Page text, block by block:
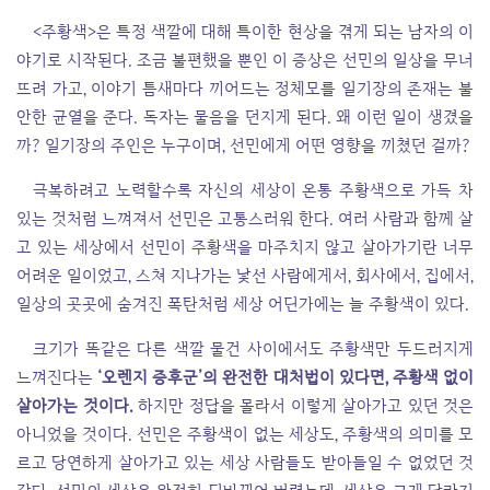
<주황색>은 특정 색깔에 대해 특이한 현상을 겪게 되는 남자의 이
야기로 시작된다. 조금 불편했을 뿐인 이 증상은 선민의 일상을 무너
뜨려 가고, 이야기 틈새마다 끼어드는 정체모를 일기장의 존재는 불
안한 균열을 준다. 독자는 물음을 던지게 된다. 왜 이런 일이 생겼을
까? 일기장의 주인은 누구이며, 선민에게 어떤 영향을 끼쳤던 걸까?
극복하려고 노력할수록 자신의 세상이 온통 주황색으로 가득 차
있는 것처럼 느껴져서 선민은 고통스러워 한다. 여러 사람과 함께 살
고 있는 세상에서 선민이 주황색을 마주치지 않고 살아가기란 너무
어려운 일이었고, 스쳐 지나가는 낯선 사람에게서, 회사에서, 집에서,
일상의 곳곳에 숨겨진 폭탄처럼 세상 어딘가에는 늘 주황색이 있다.
크기가 똑같은 다른 색깔 물건 사이에서도 주황색만 두드러지게
느껴진다는 ‘오렌지 증후군’의 완전한 대처법이 있다면, 주황색 없이
살아가는 것이다. 하지만 정답을 몰라서 이렇게 살아가고 있던 것은
아니었을 것이다. 선민은 주황색이 없는 세상도, 주황색의 의미를 모
르고 당연하게 살아가고 있는 세상 사람들도 받아들일 수 없었던 것